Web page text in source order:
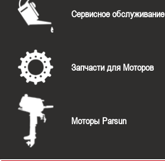
Сервисное обслуживание
Запчасти для Моторов
Моторы Parsun